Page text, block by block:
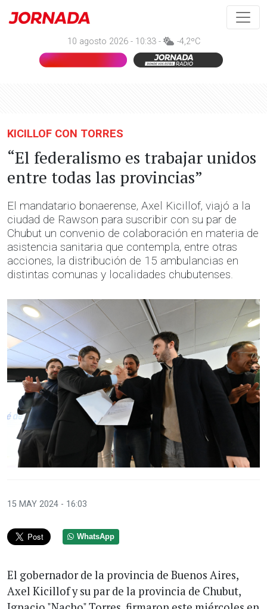
10 agosto 2026 - 10:33 - -4,2ºC
KICILLOF CON TORRES
“El federalismo es trabajar unidos
entre todas las provincias”
El mandatario bonaerense, Axel Kicillof, viajó a la
ciudad de Rawson para suscribir con su par de
Chubut un convenio de colaboración en materia de
asistencia sanitaria que contempla, entre otras
acciones, la distribución de 15 ambulancias en
distintas comunas y localidades chubutenses.
15 MAY 2024 - 16:03
WhatsApp
El gobernador de la provincia de Buenos Aires,
Axel Kicillof y su par de la provincia de Chubut,